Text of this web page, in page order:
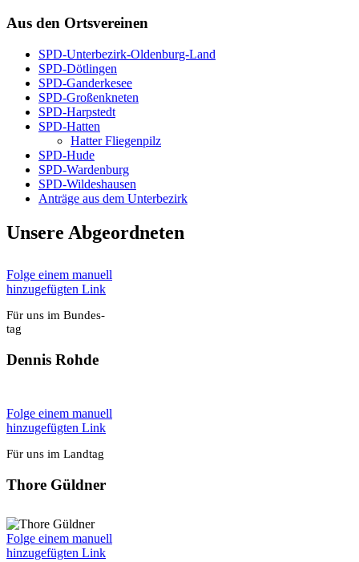
Aus den Orts­ver­ei­nen
SPD-Unter­be­zirk-Olden­burg-Land
SPD-Döt­lin­gen
SPD-Gan­der­ke­see
SPD-Groß­enkne­ten
SPD-Harp­s­tedt
SPD-Hat­ten
Hat­ter Flie­gen­pilz
SPD-Hude
SPD-War­den­burg
SPD-Wil­des­hau­sen
Anträ­ge aus dem Unter­be­zirk
Unse­re Abge­ord­ne­ten
Fol­ge einem manu­ell
hin­zu­ge­füg­ten Link
Für uns im Bun­des­
tag
Den­nis Roh­de
Fol­ge einem manu­ell
hin­zu­ge­füg­ten Link
Für uns im Land­tag
Tho­re Güld­ner
Fol­ge einem manu­ell
hin­zu­ge­füg­ten Link